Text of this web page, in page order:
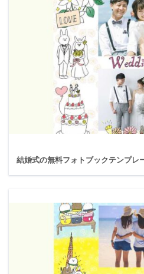
結婚式の無料フォトブックテンプレ